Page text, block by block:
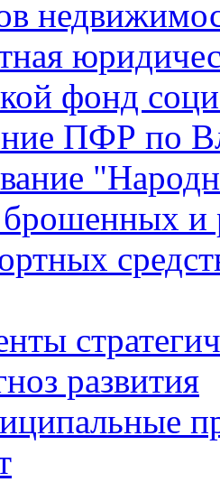
фонд
ПФР по
брошенных и
развития